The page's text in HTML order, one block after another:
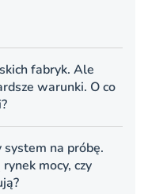
fabryk. Ale
warunki. O co
system na próbę.
mocy, czy